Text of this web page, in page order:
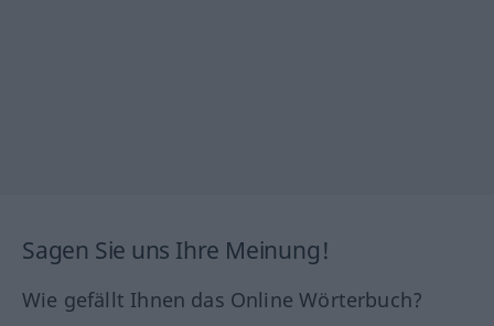
Sagen Sie uns Ihre Meinung!
Wie gefällt Ihnen das Online Wörterbuch?